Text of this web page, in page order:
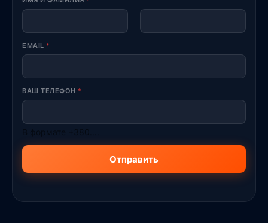
EMAIL *
ВАШ ТЕЛЕФОН *
Отправить